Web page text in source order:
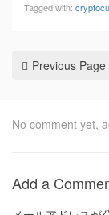
Tagged with:
Previous Page
No comment yet,
Add a